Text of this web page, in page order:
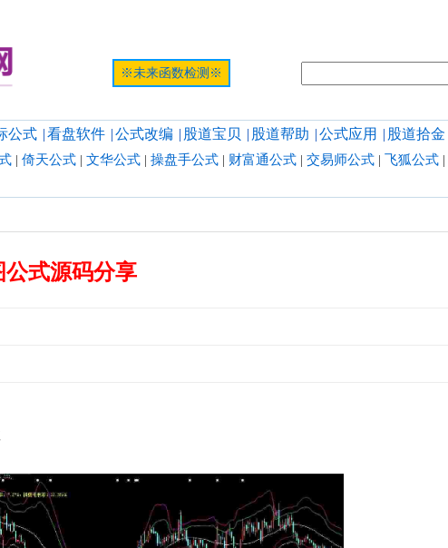
※未来函数检测※
公式 |看盘软件 |公式改编 | 股道宝贝 | 股道帮助 |公式应用 | 股道拾金
| 倚天公式 | 文华公式 | 操盘手公式 | 财富通公式 | 交易师公式 | 飞狐公式 |
式源码分享